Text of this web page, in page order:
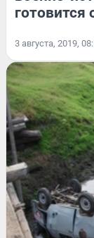
готовится
3 августа, 2019,